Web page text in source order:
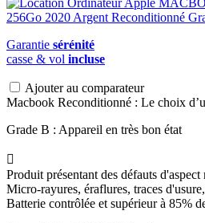
Garantie sérénité
casse & vol incluse
Ajouter au comparateur
Macbook Reconditionné : Le choix
Grade B : Appareil en très bon état

Produit présentant des défauts
Micro-rayures, éraflures, traces
Batterie contrôlée et supérieur à 85%